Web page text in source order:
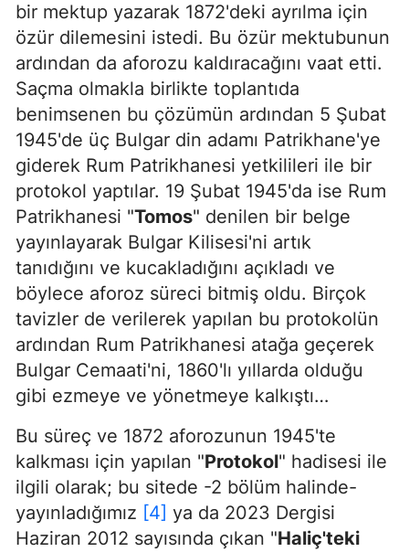
bir mektup yazarak 1872'deki ayrılma için
özür dilemesini istedi. Bu özür mektubunun
ardından da aforozu kaldıracağını vaat etti.
Saçma olmakla birlikte toplantıda
benimsenen bu çözümün ardından 5 Şubat
1945'de üç Bulgar din adamı Patrikhane'ye
giderek Rum Patrikhanesi yetkilileri ile bir
protokol yaptılar. 19 Şubat 1945'da ise Rum
Patrikhanesi "Tomos" denilen bir belge
yayınlayarak Bulgar Kilisesi'ni artık
tanıdığını ve kucakladığını açıkladı ve
böylece aforoz süreci bitmiş oldu. Birçok
tavizler de verilerek yapılan bu protokolün
ardından Rum Patrikhanesi atağa geçerek
Bulgar Cemaati'ni, 1860'lı yıllarda olduğu
gibi ezmeye ve yönetmeye kalkıştı…
Bu süreç ve 1872 aforozunun 1945'te
kalkması için yapılan "Protokol" hadisesi ile
ilgili olarak; bu sitede -2 bölüm halinde-
yayınladığımız [4] ya da 2023 Dergisi
Haziran 2012 sayısında çıkan "Haliç'teki